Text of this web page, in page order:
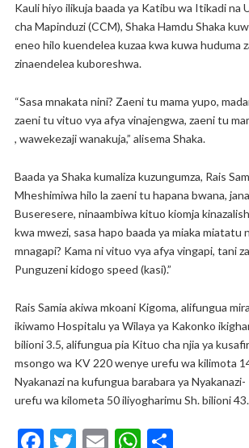
Kauli hiyo ilikuja baada ya Katibu wa Itikadi na
cha Mapinduzi (CCM), Shaka Hamdu Shaka
eneo hilo kuendelea kuzaa kwa kuwa huduma
zinaendelea kuboreshwa.
“Sasa mnakata nini? Zaeni tu mama yupo,
zaeni tu vituo vya afya vinajengwa, zaeni tu
, wawekezaji wanakuja,” alisema Shaka.
Baada ya Shaka kumaliza kuzungumza, Rais
Mheshimiwa hilo la zaeni tu hapana bwana,
Buseresere, ninaambiwa kituo kiomja
kwa mwezi, sasa hapo baada ya miaka miatatu
mnagapi? Kama ni vituo vya afya vingapi, tani
Punguzeni kidogo speed (kasi).”
Rais Samia akiwa mkoani Kigoma, alifungua
ikiwamo Hospitalu ya Wilaya ya Kakonko
bilioni 3.5, alifungua pia Kituo cha njia ya
msongo wa KV 220 wenye urefu wa kilimota
Nyakanazi na kufungua barabara ya
urefu wa kilometa 50 iliyogharimu Sh. bilioni 43.
F T E W S